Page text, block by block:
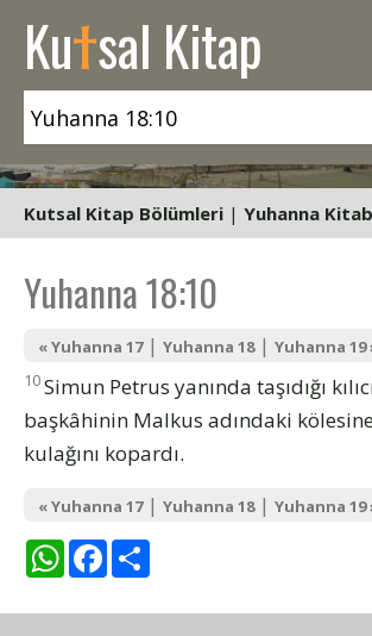
Kutsal Kitap
Kutsal Kitap Bölümleri | Yuhanna
Yuhanna 18:10
« Yuhanna 17| Yuhanna 18| Yuhanna 19
10Simun Petrus yanında taşıdığı
başkâhinin Malkus adındaki
kulağını kopardı.
« Yuhanna 17| Yuhanna 18| Yuhanna 19
WhatsAppFacebook